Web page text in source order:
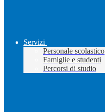
Servizi
Personale scolastico
Famiglie e studenti
Percorsi di studio